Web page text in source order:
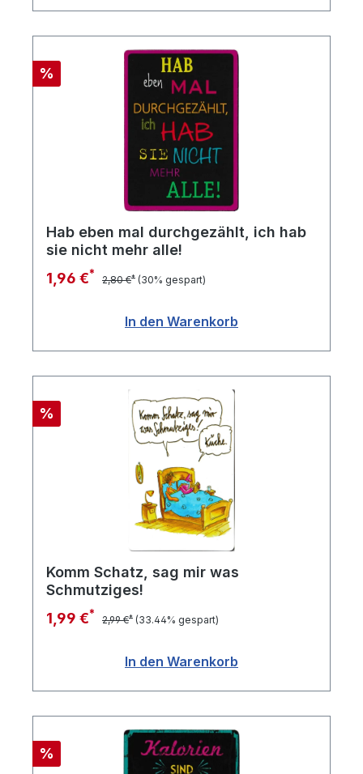
Rabatt
%
Hab eben mal durchgezählt, ich hab
sie nicht mehr alle!
1,96 €* 2,80 €* (30% gespart)
In den Warenkorb
Rabatt
%
Komm Schatz, sag mir was
Schmutziges!
1,99 €* 2,99 €* (33.44% gespart)
In den Warenkorb
Rabatt
%